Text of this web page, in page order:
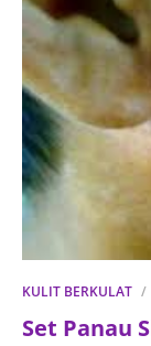
KULIT BERKULAT
Set Panau